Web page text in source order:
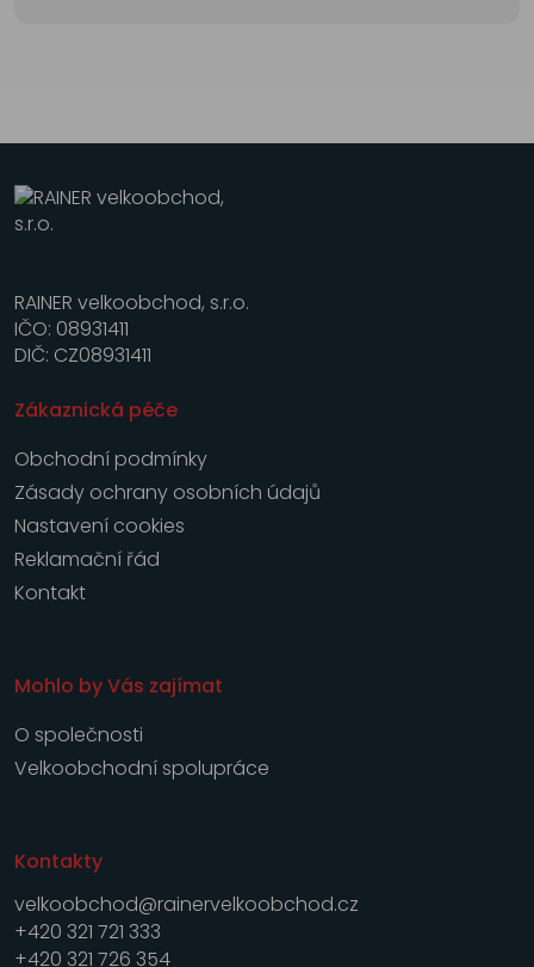
RAINER velkoobchod, s.r.o.
IČO: 08931411
DIČ: CZ08931411
Zákaznická péče
Obchodní podmínky
Zásady ochrany osobních údajů
Nastavení cookies
Reklamační řád
Kontakt
Mohlo by Vás zajímat
O společnosti
Velkoobchodní spolupráce
Kontakty
velkoobchod@rainervelkoobchod.cz
+420 321 721 333
+420 321 726 354